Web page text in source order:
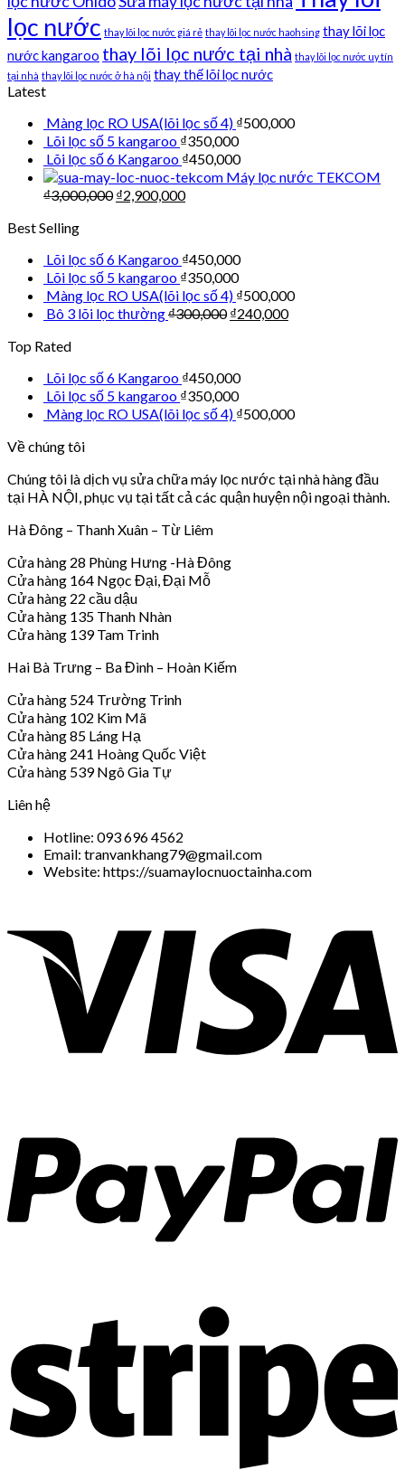
lọc nước thay lõi lọc nước giá rẻ thay lõi lọc nước haohsing thay lõi lọc
nước kangaroo thay lõi lọc nước tại nhà thay lõi lọc nước uy tín
tại nhà thay lõi lọc nước ở hà nội thay thế lõi lọc nước
Latest
Màng lọc RO USA(lõi lọc số 4) ₫500,000
Lõi lọc số 5 kangaroo ₫350,000
Lõi lọc số 6 Kangaroo ₫450,000
Máy lọc nước TEKCOM
₫3,000,000 ₫2,900,000
Best Selling
Lõi lọc số 6 Kangaroo ₫450,000
Lõi lọc số 5 kangaroo ₫350,000
Màng lọc RO USA(lõi lọc số 4) ₫500,000
Bô 3 lõi lọc thường₫300,000 ₫240,000
Top Rated
Lõi lọc số 6 Kangaroo ₫450,000
Lõi lọc số 5 kangaroo ₫350,000
Màng lọc RO USA(lõi lọc số 4) ₫500,000
Về chúng tôi
Chúng tôi là dịch vụ sửa chữa máy lọc nước tại nhà hàng đầu
tại HÀ NỘI, phục vụ tại tất cả các quận huyện nội ngoại thành.
Hà Đông – Thanh Xuân – Từ Liêm
Cửa hàng 28 Phùng Hưng -Hà Đông
Cửa hàng 164 Ngọc Đại, Đại Mỗ
Cửa hàng 22 cầu dậu
Cửa hàng 135 Thanh Nhàn
Cửa hàng 139 Tam Trinh
Hai Bà Trưng – Ba Đình – Hoàn Kiếm
Cửa hàng 524 Trường Trinh
Cửa hàng 102 Kim Mã
Cửa hàng 85 Láng Hạ
Cửa hàng 241 Hoàng Quốc Việt
Cửa hàng 539 Ngô Gia Tự
Liên hệ
Hotline: 093 696 4562
Email: tranvankhang79@gmail.com
Website: https://suamaylocnuoctainha.com